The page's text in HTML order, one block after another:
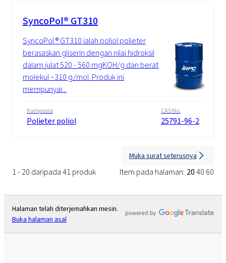
SyncoPol® GT310
SyncoPol ® GT310 ialah poliol polieter
berasaskan gliserin dengan nilai hidroksil
dalam julat 520 - 560 mgKOH/g dan berat
molekul ~310 g/mol. Produk ini
mempunyai...
Komposisi
Polieter poliol
CAS No.
25791-96-2
1 - 20 daripada 41 produk Item pada halaman: 2040 60
Muka surat seterusnya
Halaman telah diterjemahkan mesin.
Buka halaman asal